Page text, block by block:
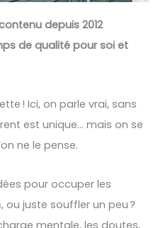
depuis 2012
de qualité pour soi et
! Ici, on parle vrai, sans
est unique… mais on se
ne le pense.
pour occuper les
juste souffler un peu ?
mentale, les doutes,